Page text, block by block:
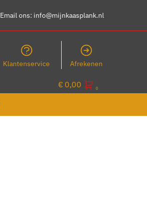
Email ons: info@mijnkaasplank.nl
Klantenservice Afrekenen
€ 0,00 0